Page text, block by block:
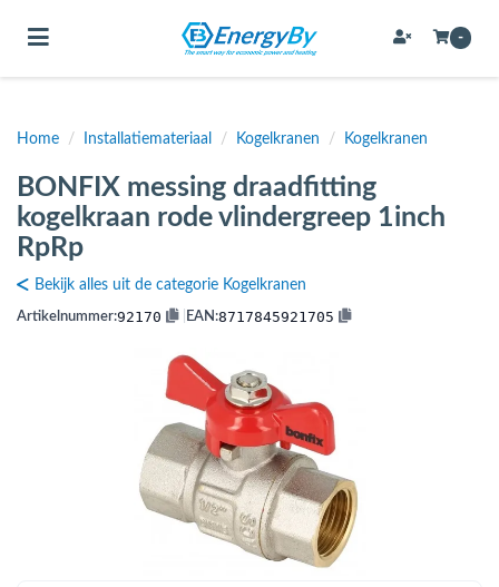
(Bevestigingsmateriaal / schroeven)
(Buffervaten, hygiene boilers & boilervaten)
(Buizen & leidingen)
(Expansievaten)
(Gereedschap)
(Hemelwaterafvoer & riolering)
(Circulatiepompen, pompgroepen & verdelers)
Toggle navigation -
Home / Installatiemateriaal / Kogelkranen / Kogelkranen
BONFIX messing draadfitting
kogelkraan rode vlindergreep 1inch
RpRp
Bekijk alles uit de categorie Kogelkranen
Artikelnummer:92170 EAN:8717845921705